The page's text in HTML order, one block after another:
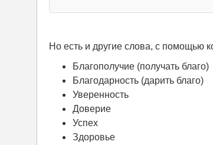
Но есть и другие слова, с помощью
Благополучие (получать благо)
Благодарность (дарить благо)
Уверенность
Доверие
Успех
Здоровье